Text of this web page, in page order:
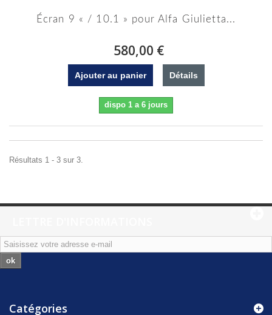
Écran 9 « / 10.1 » pour Alfa Giulietta...
580,00 €
Ajouter au panier Détails
dispo 1 a 6 jours
Résultats 1 - 3 sur 3.
ok
Catégories